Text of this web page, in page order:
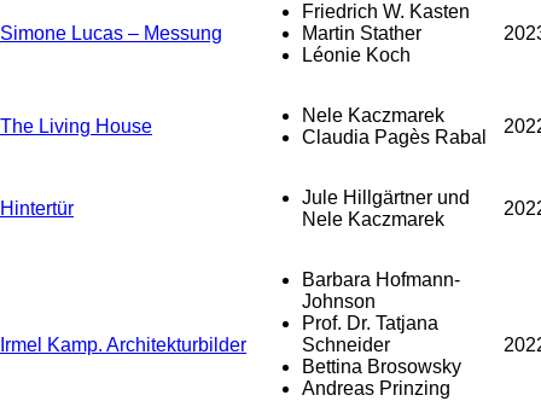
Simone Lucas – Messung
Friedrich W. Kasten
Martin Stather
Léonie Koch
The Living House
Nele Kaczmarek
Claudia Pagès Rabal
Hintertür
Jule Hillgärtner und
Nele Kaczmarek
Irmel Kamp. Architekturbilder
Barbara Hofmann-
Johnson
Prof. Dr. Tatjana
Schneider
Bettina Brosowsky
Andreas Prinzing